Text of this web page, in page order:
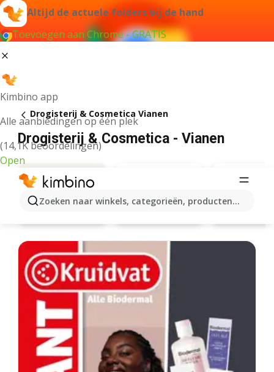
Altijd de actuele folders bij de hand
Toevoegen aan Chrome - GRATIS
Kimbino app
Alle aanbiedingen op één plek
(14,1K beoordelingen)
Open
Zoeken naar winkels, categorieën, producten...
Drogisterij & Cosmetica Vianen
Drogisterij & Cosmetica - Vianen
Kruidvat